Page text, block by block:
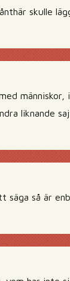
skulle
människor,
liknande
säga så är